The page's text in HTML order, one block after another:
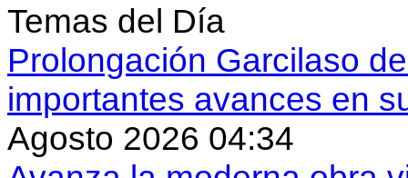
Temas del Día
Prolongación Garcilaso
importantes avances en
Agosto 2026 04:34